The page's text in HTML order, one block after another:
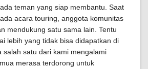
teman yang siap membantu. Saat
acara touring, anggota komunitas
mendukung satu sama lain. Tentu
lebih yang tidak bisa didapatkan di
salah satu dari kami mengalami
merasa terdorong untuk